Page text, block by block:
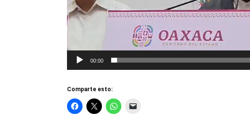
00:00
Comparte esto: